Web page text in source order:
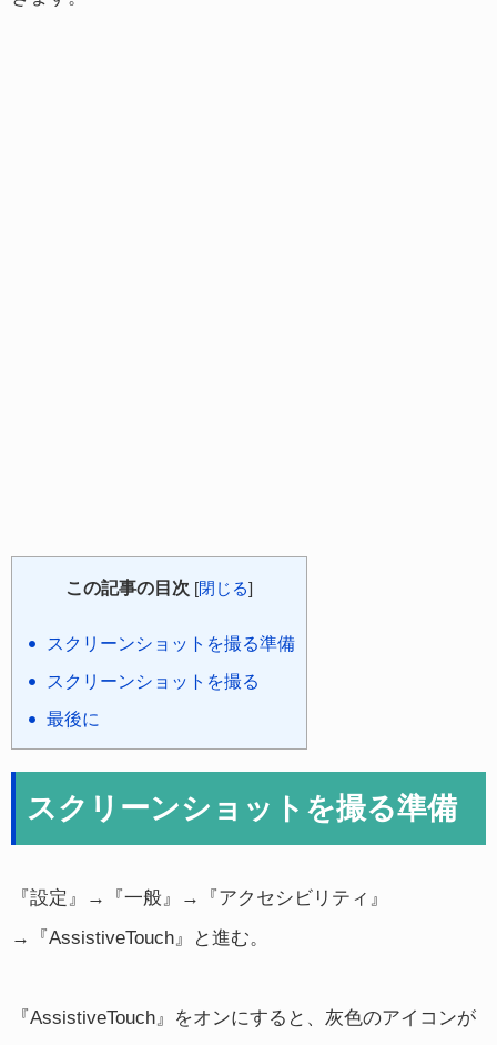
この記事の目次 [閉じる]
スクリーンショットを撮る準備
スクリーンショットを撮る
最後に
スクリーンショットを撮る準備
『設定』→『一般』→『アクセシビリティ』
→『AssistiveTouch』と進む。
『AssistiveTouch』をオンにすると、灰色のアイコンが